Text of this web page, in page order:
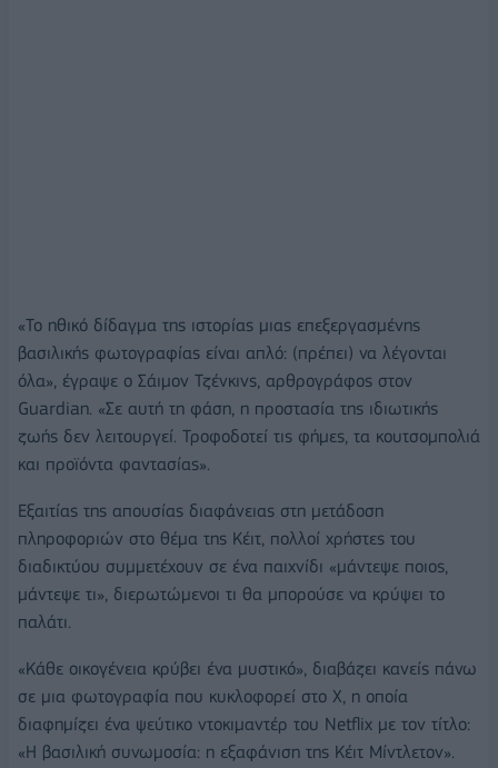
«Το ηθικό δίδαγμα της ιστορίας μιας επεξεργασμένης
βασιλικής φωτογραφίας είναι απλό: (πρέπει) να λέγονται
όλα», έγραψε ο Σάιμον Τζένκινς, αρθρογράφος στον
Guardian. «Σε αυτή τη φάση, η προστασία της ιδιωτικής
ζωής δεν λειτουργεί. Τροφοδοτεί τις φήμες, τα κουτσομπολιά
και προϊόντα φαντασίας».
Εξαιτίας της απουσίας διαφάνειας στη μετάδοση
πληροφοριών στο θέμα της Κέιτ, πολλοί χρήστες του
διαδικτύου συμμετέχουν σε ένα παιχνίδι «μάντεψε ποιος,
μάντεψε τι», διερωτώμενοι τι θα μπορούσε να κρύψει το
παλάτι.
«Κάθε οικογένεια κρύβει ένα μυστικό», διαβάζει κανείς πάνω
σε μια φωτογραφία που κυκλοφορεί στο Χ, η οποία
διαφημίζει ένα ψεύτικο ντοκιμαντέρ του Netflix με τον τίτλο:
«Η βασιλική συνωμοσία: η εξαφάνιση της Κέιτ Μίντλετον».